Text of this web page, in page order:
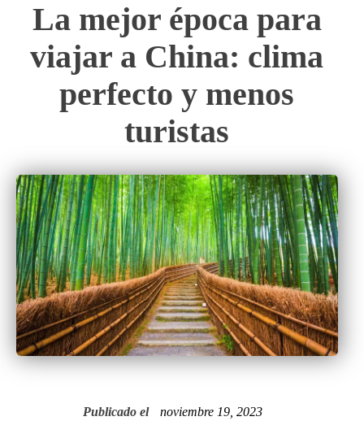
La mejor época para
viajar a China: clima
perfecto y menos
turistas
Publicado el noviembre 19, 2023